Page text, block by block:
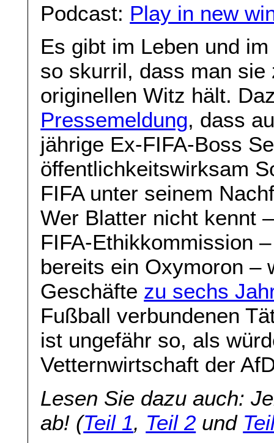
Podcast: Play in new
Es gibt im Leben und
so skurril, dass man
originellen Witz hält.
Pressemeldung, dass
jährige Ex-FIFA-Boss
öffentlichkeitswirksam
FIFA unter seinem
Wer Blatter nicht kennt
FIFA-Ethikkommission
bereits ein Oxymoron –
Geschäfte zu sechs
Fußball verbundenen
ist ungefähr so, als
Vetternwirtschaft der
Lesen Sie dazu auch:
ab! (Teil 1, Teil 2 und